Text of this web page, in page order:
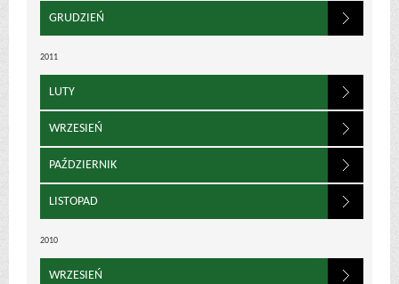
GRUDZIEŃ
2011
LUTY
WRZESIEŃ
PAŹDZIERNIK
LISTOPAD
2010
WRZESIEŃ